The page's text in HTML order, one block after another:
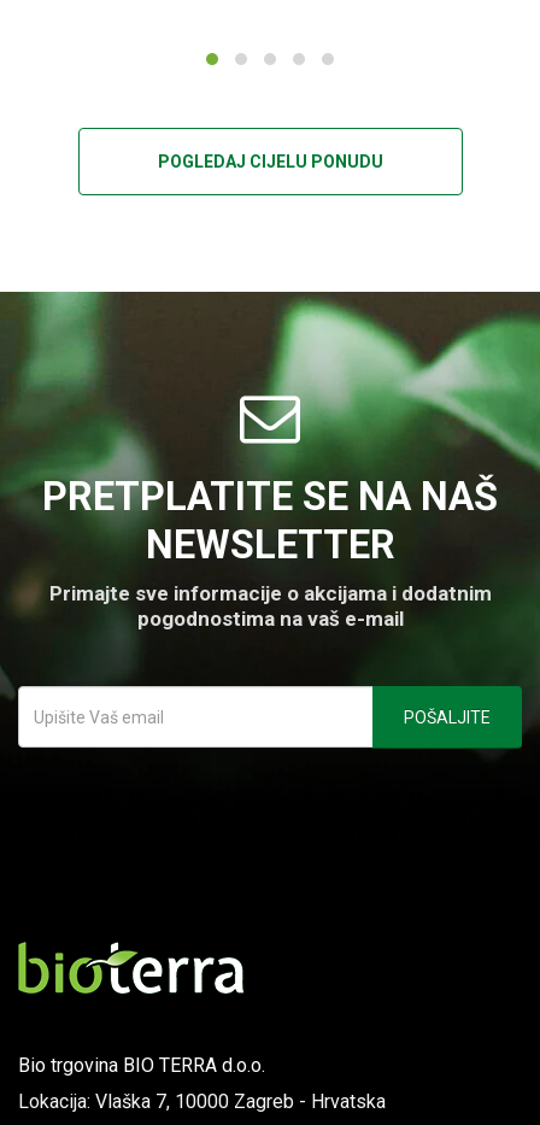
POGLEDAJ CIJELU PONUDU
PRETPLATITE SE NA NAŠ
NEWSLETTER
Primajte sve informacije o akcijama i dodatnim
pogodnostima na vaš e-mail
Bio trgovina BIO TERRA d.o.o.
Lokacija: Vlaška 7, 10000 Zagreb - Hrvatska